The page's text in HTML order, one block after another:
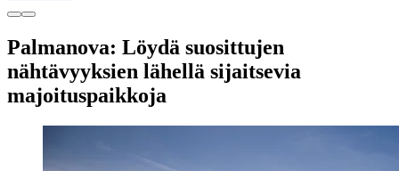
Palmanova: Löydä suosittujen
nähtävyyksien lähellä sijaitsevia
majoituspaikkoja